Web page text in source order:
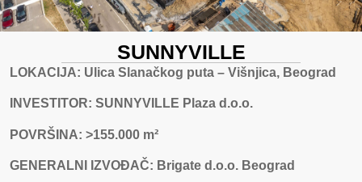
SUNNYVILLE
LOKACIJA: Ulica Slanačkog puta – Višnjica, Beograd
INVESTITOR: SUNNYVILLE Plaza d.o.o.
POVRŠINA: >155.000 m²
GENERALNI IZVOĐAČ: Brigate d.o.o. Beograd